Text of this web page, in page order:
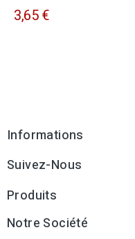
3,65 €
Informations
Suivez-Nous
Produits
Notre Société